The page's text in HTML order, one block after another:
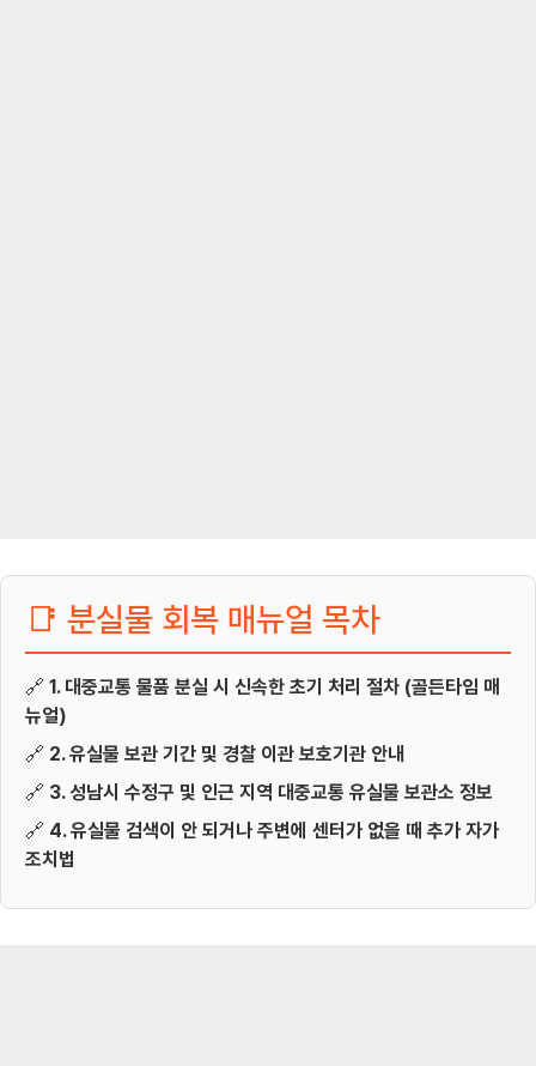
📑 분실물 회복 매뉴얼 목차
🔗 1. 대중교통 물품 분실 시 신속한 초기 처리 절차 (골든타임 매
뉴얼)
🔗 2. 유실물 보관 기간 및 경찰 이관 보호기관 안내
🔗 3. 성남시 수정구 및 인근 지역 대중교통 유실물 보관소 정보
🔗 4. 유실물 검색이 안 되거나 주변에 센터가 없을 때 추가 자가
조치법